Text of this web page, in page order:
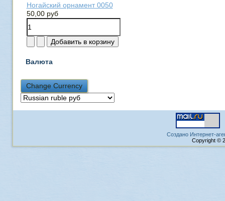
Ногайский орнамент 0050
50,00 руб
Валюта
Создано Интернет-
Copyright ©